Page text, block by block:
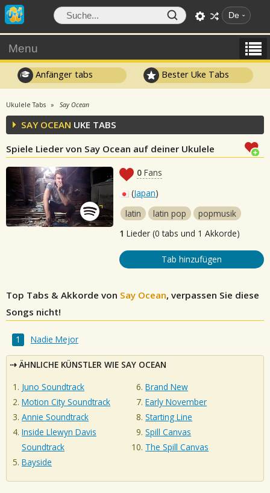
De
Menu
Anfänger tabs Bester Uke Tabs
Ukulele Tabs Say Ocean
SAY OCEAN UKE TABS
Spiele Lieder von Say Ocean auf deiner Ukulele
0 Fans
(Japan)
latin
latin pop
popmusik
1 Lieder (0 tabs und 1 Akkorde)
Tab hinzufügen
Top Tabs & Akkorde von Say Ocean, verpassen Sie diese
Songs nicht!
Nadie Mejor
ÄHNLICHE KÜNSTLER WIE SAY OCEAN
Juno Soundtrack
Motion City Soundtrack
Annie Soundtrack
Inside Llewyn Davis
Soundtrack
Bayside
Brand New
Early November
Starting Line
Spill Canvas
The Spill Canvas